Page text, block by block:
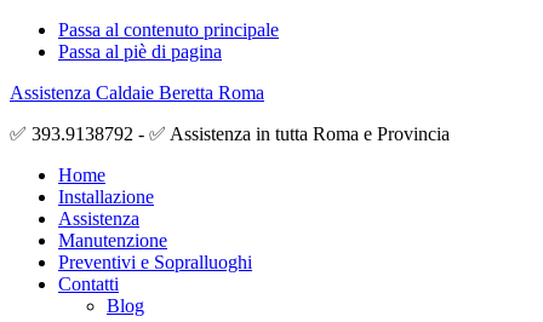
Passa al contenuto principale
Passa al piè di pagina
Assistenza Caldaie Beretta Roma
✅ 393.9138792 - ✅ Assistenza in tutta Roma e Provincia
Home
Installazione
Assistenza
Manutenzione
Preventivi e Sopralluoghi
Contatti
Blog